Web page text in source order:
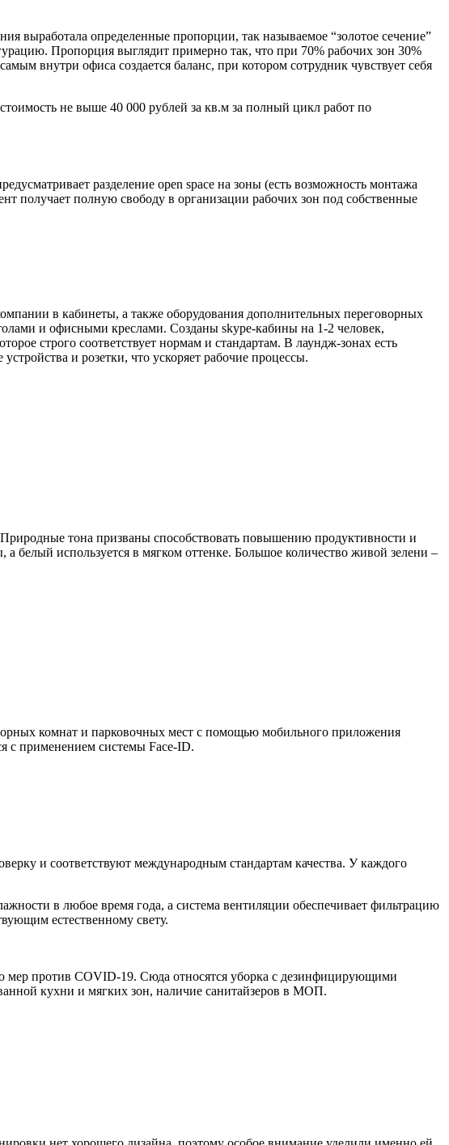
выработала определенные пропорции, так называемое “золотое сечение”
Пропорция выглядит примерно так, что при 70% рабочих зон 30%
внутри офиса создается баланс, при котором сотрудник чувствует себя
не выше 40 000 рублей за кв.м за полный цикл работ по
разделение open space на зоны (есть возможность монтажа
получает полную свободу в организации рабочих зон под собственные
в кабинеты, а также оборудования дополнительных переговорных
и офисными креслами. Созданы skype-кабины на 1-2 человек,
строго соответствует нормам и стандартам. В лаундж-зонах есть
и розетки, что ускоряет рабочие процессы.
тона призваны способствовать повышению продуктивности и
белый используется в мягком оттенке. Большое количество живой зелени –
комнат и парковочных мест с помощью мобильного приложения
с применением системы Face-ID.
и соответствуют международным стандартам качества. У каждого
в любое время года, а система вентиляции обеспечивает фильтрацию
естественному свету.
мер против COVID-19. Сюда относятся уборка с дезинфицирующими
кухни и мягких зон, наличие санитайзеров в МОП.